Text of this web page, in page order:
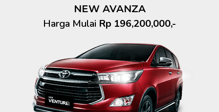
NEW AVANZA
Harga Mulai Rp 196,200,000,-